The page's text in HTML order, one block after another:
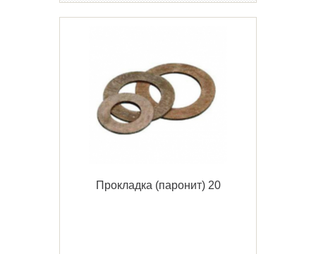
Прокладка (паронит) 20